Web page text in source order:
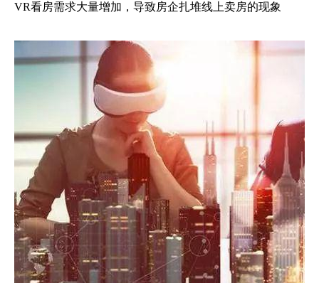
VR看房需求大量增加，导致房企扎堆线上卖房的现象